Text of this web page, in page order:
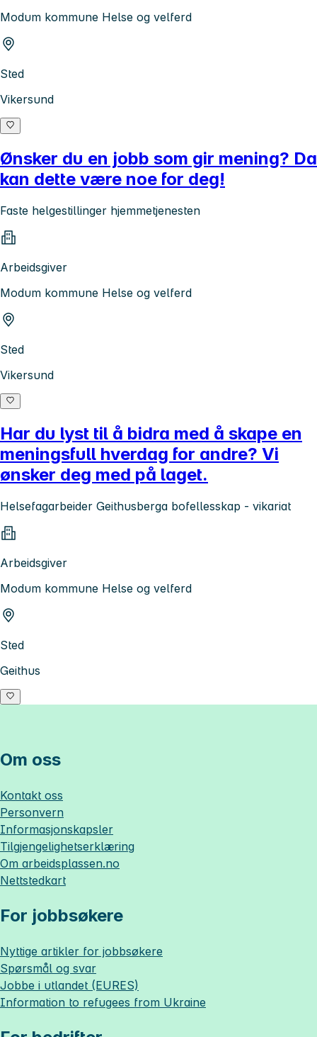
Modum kommune Helse og velferd
Sted
Vikersund
Ønsker du en jobb som gir mening? Da
kan dette være noe for deg!
Faste helgestillinger hjemmetjenesten
Arbeidsgiver
Modum kommune Helse og velferd
Sted
Vikersund
Har du lyst til å bidra med å skape en
meningsfull hverdag for andre? Vi
ønsker deg med på laget.
Helsefagarbeider Geithusberga bofellesskap - vikariat
Arbeidsgiver
Modum kommune Helse og velferd
Sted
Geithus
Om oss
Kontakt oss
Personvern
Informasjonskapsler
Tilgjengelighetserklæring
Om arbeidsplassen.no
Nettstedkart
For jobbsøkere
Nyttige artikler for jobbsøkere
Spørsmål og svar
Jobbe i utlandet (EURES)
Information to refugees from Ukraine